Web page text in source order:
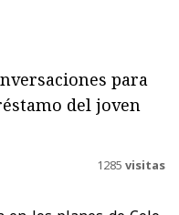
para
del joven
1285 visitas